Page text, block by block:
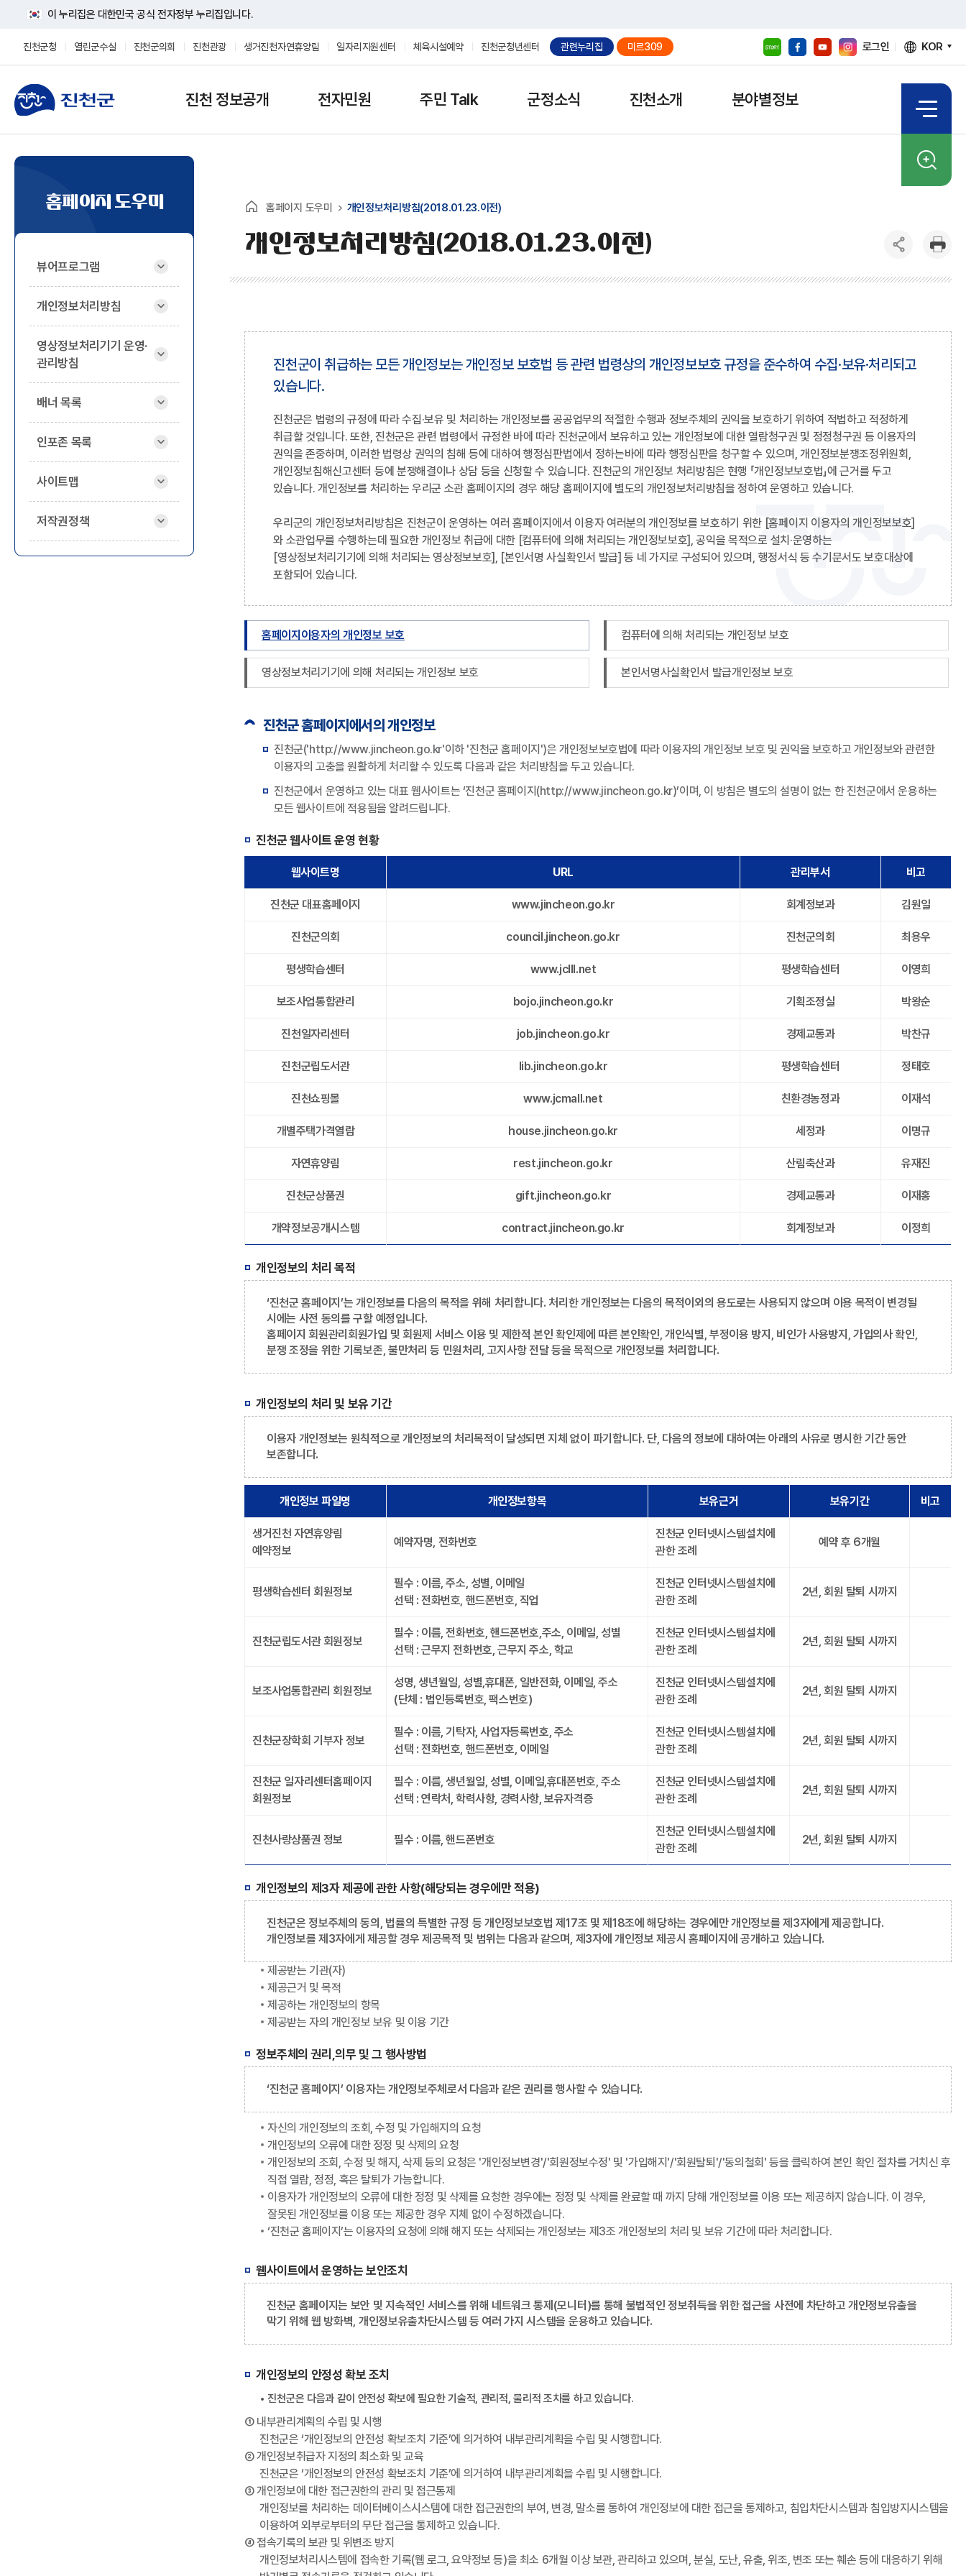
이 누리집은 대한민국 공식 전자정부 누리집입니다.
진천군청 열린군수실 진천군의회 진천관광 생거진천자연휴양림 일자리지원센터 체육시설예약 진천군청년센터 관련누리집 미르309 로그인 KOR
진천 정보공개 전자민원 주민 Talk 군정소식 진천소개 분야별정보
홈페이지 도우미
뷰어프로그램
개인정보처리방침
영상정보처리기기 운영·
관리방침
배너 목록
인포존 목록
사이트맵
저작권정책
홈페이지 도우미 개인정보처리방침(2018.01.23.이전)
개인정보처리방침(2018.01.23.이전)
진천군이 취급하는 모든 개인정보는 개인정보 보호법 등 관련 법령상의 개인정보보호 규정을 준수하여 수집·보유·처리되고
있습니다.
진천군은 법령의 규정에 따라 수집·보유 및 처리하는 개인정보를 공공업무의 적절한 수행과 정보주체의 권익을 보호하기 위하여 적법하고 적정하게
취급할 것입니다. 또한, 진천군은 관련 법령에서 규정한 바에 따라 진천군에서 보유하고 있는 개인정보에 대한 열람청구권 및 정정청구권 등 이용자의
권익을 존중하며, 이러한 법령상 권익의 침해 등에 대하여 행정심판법에서 정하는바에 따라 행정심판을 청구할 수 있으며, 개인정보분쟁조정위원회,
개인정보침해신고센터 등에 분쟁해결이나 상담 등을 신청할 수 있습니다. 진천군의 개인정보 처리방침은 현행 「개인정보보호법」에 근거를 두고
있습니다. 개인정보를 처리하는 우리군 소관 홈페이지의 경우 해당 홈페이지에 별도의 개인정보처리방침을 정하여 운영하고 있습니다.
우리군의 개인정보처리방침은 진천군이 운영하는 여러 홈페이지에서 이용자 여러분의 개인정보를 보호하기 위한 [홈페이지 이용자의 개인정보보호]
와 소관업무를 수행하는데 필요한 개인정보 취급에 대한 [컴퓨터에 의해 처리되는 개인정보보호], 공익을 목적으로 설치·운영하는
[영상정보처리기기에 의해 처리되는 영상정보보호], [본인서명 사실확인서 발급] 등 네 가지로 구성되어 있으며, 행정서식 등 수기문서도 보호대상에
포함되어 있습니다.
홈페이지이용자의 개인정보 보호 컴퓨터에 의해 처리되는 개인정보 보호
영상정보처리기기에 의해 처리되는 개인정보 보호 본인서명사실확인서 발급개인정보 보호
진천군 홈페이지에서의 개인정보
진천군('http://www.jincheon.go.kr'이하 '진천군 홈페이지')은 개인정보보호법에 따라 이용자의 개인정보 보호 및 권익을 보호하고 개인정보와 관련한
이용자의 고충을 원활하게 처리할 수 있도록 다음과 같은 처리방침을 두고 있습니다.
진천군에서 운영하고 있는 대표 웹사이트는 ‘진천군 홈페이지(http://www.jincheon.go.kr)’이며, 이 방침은 별도의 설명이 없는 한 진천군에서 운용하는
모든 웹사이트에 적용됨을 알려드립니다.
진천군 웹사이트 운영 현황
웹사이트명 URL 관리부서 비고
진천군 대표홈페이지 www.jincheon.go.kr 회계정보과 김원일
진천군의회 council.jincheon.go.kr 진천군의회 최용우
평생학습센터 www.jclll.net 평생학습센터 이영희
보조사업통합관리 bojo.jincheon.go.kr 기획조정실 박왕순
진천일자리센터 job.jincheon.go.kr 경제교통과 박찬규
진천군립도서관 lib.jincheon.go.kr 평생학습센터 정태호
진천쇼핑몰 www.jcmall.net 친환경농정과 이재석
개별주택가격열람 house.jincheon.go.kr 세정과 이명규
자연휴양림 rest.jincheon.go.kr 산림축산과 유재진
진천군상품권 gift.jincheon.go.kr 경제교통과 이재홍
개약정보공개시스템 contract.jincheon.go.kr 회계정보과 이정희
개인정보의 처리 목적
‘진천군 홈페이지’는 개인정보를 다음의 목적을 위해 처리합니다. 처리한 개인정보는 다음의 목적이외의 용도로는 사용되지 않으며 이용 목적이 변경될
시에는 사전 동의를 구할 예정입니다.
홈페이지 회원관리회원가입 및 회원제 서비스 이용 및 제한적 본인 확인제에 따른 본인확인, 개인식별, 부정이용 방지, 비인가 사용방지, 가입의사 확인,
분쟁 조정을 위한 기록보존, 불만처리 등 민원처리, 고지사항 전달 등을 목적으로 개인정보를 처리합니다.
개인정보의 처리 및 보유 기간
이용자 개인정보는 원칙적으로 개인정보의 처리목적이 달성되면 지체 없이 파기합니다. 단, 다음의 정보에 대하여는 아래의 사유로 명시한 기간 동안
보존합니다.
개인정보 파일명 개인정보항목 보유근거 보유기간 비고
생거진천 자연휴양림
예약정보
예약자명, 전화번호
진천군 인터넷시스템설치에
관한 조례
예약 후 6개월
평생학습센터 회원정보
필수 : 이름, 주소, 성별, 이메일
선택 : 전화번호, 핸드폰번호, 직업
진천군 인터넷시스템설치에
관한 조례
2년, 회원 탈퇴 시까지
진천군립도서관 회원정보
필수 : 이름, 전화번호, 핸드폰번호,주소, 이메일, 성별
선택 : 근무지 전화번호, 근무지 주소, 학교
진천군 인터넷시스템설치에
관한 조례
2년, 회원 탈퇴 시까지
보조사업통합관리 회원정보
성명, 생년월일, 성별,휴대폰, 일반전화, 이메일, 주소
(단체 : 법인등록번호, 팩스번호)
진천군 인터넷시스템설치에
관한 조례
2년, 회원 탈퇴 시까지
진천군장학회 기부자 정보
필수 : 이름, 기탁자, 사업자등록번호, 주소
선택 : 전화번호, 핸드폰번호, 이메일
진천군 인터넷시스템설치에
관한 조례
2년, 회원 탈퇴 시까지
진천군 일자리센터홈페이지
회원정보
필수 : 이름, 생년월일, 성별, 이메일,휴대폰번호, 주소
선택 : 연락처, 학력사항, 경력사항, 보유자격증
진천군 인터넷시스템설치에
관한 조례
2년, 회원 탈퇴 시까지
진천사랑상품권 정보 필수 : 이름, 핸드폰번호
진천군 인터넷시스템설치에
관한 조례
2년, 회원 탈퇴 시까지
개인정보의 제3자 제공에 관한 사항(해당되는 경우에만 적용)
진천군은 정보주체의 동의, 법률의 특별한 규정 등 개인정보보호법 제17조 및 제18조에 해당하는 경우에만 개인정보를 제3자에게 제공합니다.
개인정보를 제3자에게 제공할 경우 제공목적 및 범위는 다음과 같으며, 제3자에 개인정보 제공시 홈페이지에 공개하고 있습니다.
제공받는 기관(자)
제공근거 및 목적
제공하는 개인정보의 항목
제공받는 자의 개인정보 보유 및 이용 기간
정보주체의 권리,의무 및 그 행사방법
‘진천군 홈페이지’ 이용자는 개인정보주체로서 다음과 같은 권리를 행사할 수 있습니다.
자신의 개인정보의 조회, 수정 및 가입해지의 요청
개인정보의 오류에 대한 정정 및 삭제의 요청
개인정보의 조회, 수정 및 해지, 삭제 등의 요청은 '개인정보변경'/'회원정보수정' 및 '가입해지'/'회원탈퇴'/'동의철회' 등을 클릭하여 본인 확인 절차를 거치신 후
직접 열람, 정정, 혹은 탈퇴가 가능합니다.
이용자가 개인정보의 오류에 대한 정정 및 삭제를 요청한 경우에는 정정 및 삭제를 완료할 때 까지 당해 개인정보를 이용 또는 제공하지 않습니다. 이 경우,
잘못된 개인정보를 이용 또는 제공한 경우 지체 없이 수정하겠습니다.
‘진천군 홈페이지’는 이용자의 요청에 의해 해지 또는 삭제되는 개인정보는 제3조 개인정보의 처리 및 보유 기간에 따라 처리합니다.
웹사이트에서 운영하는 보안조치
진천군 홈페이지는 보안 및 지속적인 서비스를 위해 네트워크 통제(모니터)를 통해 불법적인 정보취득을 위한 접근을 사전에 차단하고 개인정보유출을
막기 위해 웹 방화벽, 개인정보유출차단시스템 등 여러 가지 시스템을 운용하고 있습니다.
개인정보의 안정성 확보 조치
• 진천군은 다음과 같이 안전성 확보에 필요한 기술적, 관리적, 물리적 조치를 하고 있습니다.
① 내부관리계획의 수립 및 시행
진천군은 ‘개인정보의 안전성 확보조치 기준’에 의거하여 내부관리계획을 수립 및 시행합니다.
② 개인정보취급자 지정의 최소화 및 교육
진천군은 ‘개인정보의 안전성 확보조치 기준’에 의거하여 내부관리계획을 수립 및 시행합니다.
③ 개인정보에 대한 접근권한의 관리 및 접근통제
개인정보를 처리하는 데이터베이스시스템에 대한 접근권한의 부여, 변경, 말소를 통하여 개인정보에 대한 접근을 통제하고, 침입차단시스템과 침입방지시스템을
이용하여 외부로부터의 무단 접근을 통제하고 있습니다.
④ 접속기록의 보관 및 위변조 방지
개인정보처리시스템에 접속한 기록(웹 로그, 요약정보 등)을 최소 6개월 이상 보관, 관리하고 있으며, 분실, 도난, 유출, 위조, 변조 또는 훼손 등에 대응하기 위해